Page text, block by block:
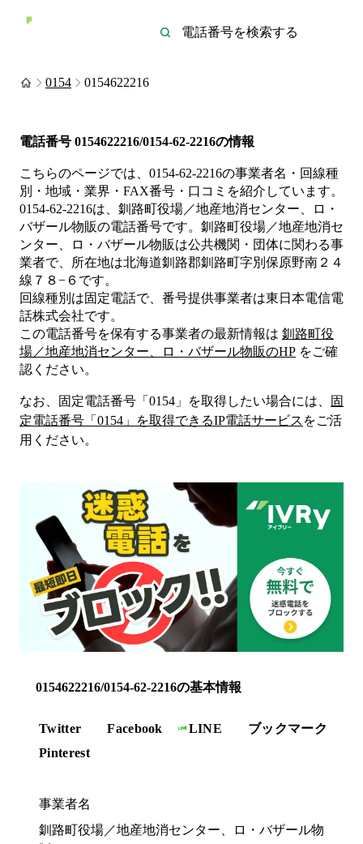
0154 0154622216
電話番号 0154622216/0154-62-2216の情報
こちらのページでは、 0154-62-2216の事業者名・回線種
別・地域・業界・FAX番号・口コミを紹介しています。
0154-62-2216は、 釧路町役場／地産地消センター、ロ・
バザール物販の電話番号です。 釧路町役場／地産地消セ
ンター、ロ・バザール物販は公共機関・団体に関わる事
業者で、所在地は北海道釧路郡釧路町字別保原野南２４
線７８−６ です。
回線種別は固定電話で、番号提供事業者は東日本電信電
話株式会社です。
この電話番号を保有する事業者の最新情報は 釧路町役
場／地産地消センター、ロ・バザール物販のHP をご確
認ください。
なお、固定電話番号「 0154 」を取得したい場合には、
固
定電話番号「 0154 」を取得できるIP電話サービス をご活
用ください。
0154622216/0154-62-2216の基本情報
Twitter Facebook LINE
ブックマーク
Pinterest
事業者名
釧路町役場／地産地消センター、ロ・バザール物